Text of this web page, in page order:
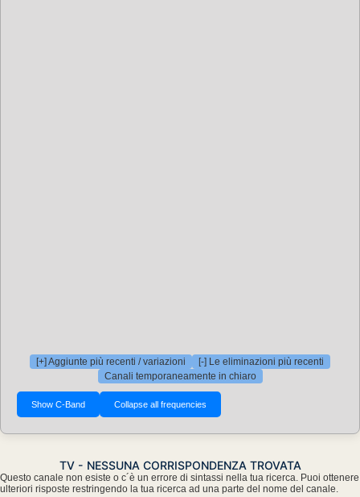
[+] Aggiunte più recenti / variazioni
[-] Le eliminazioni più recenti
Canali temporaneamente in chiaro
TV - NESSUNA CORRISPONDENZA TROVATA
Questo canale non esiste o c´è un errore di sintassi nella tua ricerca. Puoi ottenere
ulteriori risposte restringendo la tua ricerca ad una parte del nome del canale.